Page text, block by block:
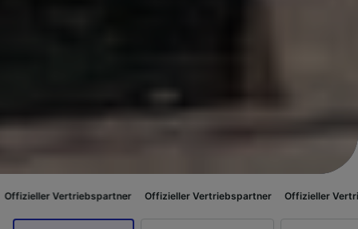
Offizieller Vertriebspartner Offizieller Vertriebspartner